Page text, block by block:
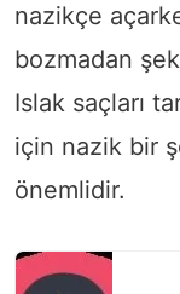
nazikçe
bozmadan
Islak saçları
için nazik bir
önemlidir.